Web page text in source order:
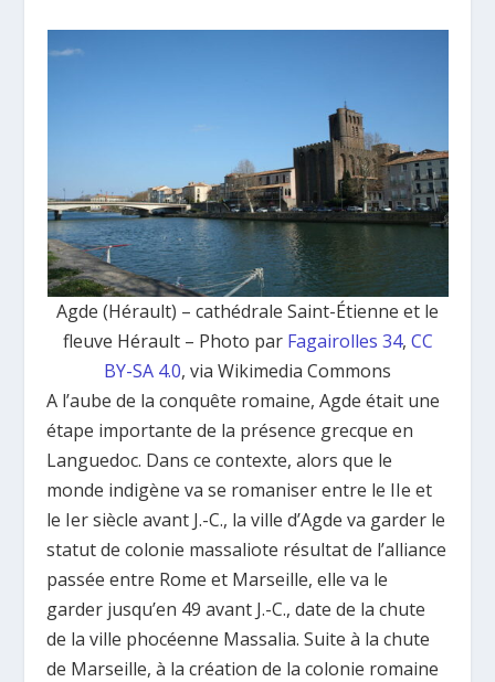
Agde (Hérault) – cathédrale Saint-Étienne et le
fleuve Hérault – Photo par Fagairolles 34, CC
BY-SA 4.0, via Wikimedia Commons
A l’aube de la conquête romaine, Agde était une
étape importante de la présence grecque en
Languedoc. Dans ce contexte, alors que le
monde indigène va se romaniser entre le IIe et
le Ier siècle avant J.-C., la ville d’Agde va garder le
statut de colonie massaliote résultat de l’alliance
passée entre Rome et Marseille, elle va le
garder jusqu’en 49 avant J.-C., date de la chute
de la ville phocéenne Massalia. Suite à la chute
de Marseille, à la création de la colonie romaine